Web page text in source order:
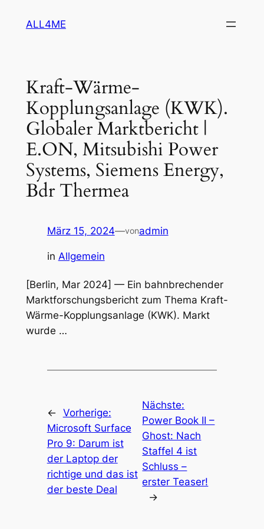
InhaltALL4ME
Kraft-Wärme-
Kopplungsanlage (KWK).
Globaler Marktbericht |
E.ON, Mitsubishi Power
Systems, Siemens Energy,
Bdr Thermea
März 15, 2024—vonadmin
in Allgemein
[Berlin, Mar 2024] — Ein bahnbrechender
Marktforschungsbericht zum Thema Kraft-
Wärme-Kopplungsanlage (KWK). Markt
wurde …
← Vorherige:
Microsoft Surface
Pro 9: Darum ist
der Laptop der
richtige und das ist
der beste Deal
Nächste:
Power Book II –
Ghost: Nach
Staffel 4 ist
Schluss –
erster Teaser!
→